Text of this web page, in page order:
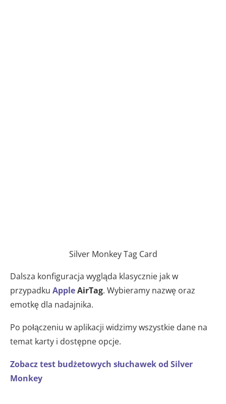
Silver Monkey Tag Card
Dalsza konfiguracja wygląda klasycznie jak w
przypadku AppleAirTag. Wybieramy nazwę oraz
emotkę dla nadajnika.
Po połączeniu w aplikacji widzimy wszystkie dane na
temat karty i dostępne opcje.
Zobacz test budżetowych słuchawek od Silver
Monkey